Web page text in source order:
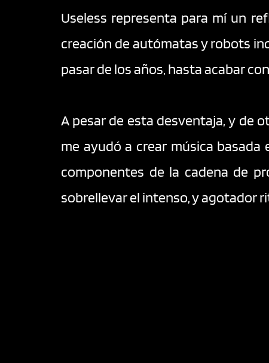
Useless representa para mí un
creación de autómatas y robots
pasar de los años, hasta acabar
A pesar de esta desventaja, y de
me ayudó a crear música
componentes de la cadena de
sobrellevar el intenso, y agotador